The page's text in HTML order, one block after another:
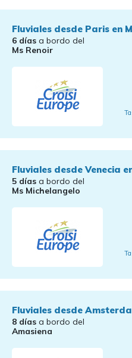
Fluviales desde Paris en
6 días a bordo del
Ms Renoir
Fluviales desde Venecia
5 días a bordo del
Ms Michelangelo
Fluviales desde
8 días a bordo del
Amasiena